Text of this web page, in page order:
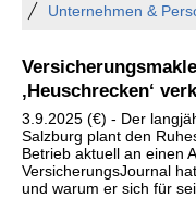
Unternehmen &
‚Heuschrecken‘
3.9.2025 (€) - Der
Salzburg plant den
Betrieb aktuell an einen
VersicherungsJournal
und warum er sich für